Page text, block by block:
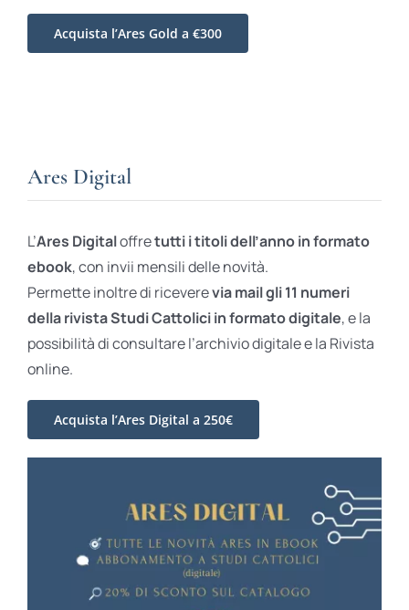
Acquista l’Ares Gold a €300
Ares Digital
L’Ares Digitaloffretutti i titoli dell’anno in formato
ebook, con invii mensili delle novità.
Permette inoltre di riceverevia mail gli 11 numeri
della rivista Studi Cattolici in formato digitale, e la
possibilità di consultare l’archivio digitale e la Rivista
online.
Acquista l’Ares Digital a 250€